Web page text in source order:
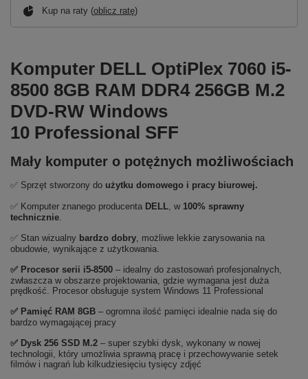
Kup na raty (oblicz ratę)
Komputer DELL OptiPlex 7060 i5-
8500 8GB RAM DDR4 256GB M.2
DVD-RW Windows
10 Professional SFF
Mały komputer o potężnych możliwościach
✅ Sprzęt stworzony do użytku domowego i pracy biurowej.
✅ Komputer znanego producenta DELL, w 100% sprawny
technicznie.
✅ Stan wizualny bardzo dobry, możliwe lekkie zarysowania na
obudowie, wynikające z użytkowania.
✅ Procesor serii i5-8500 – idealny do zastosowań profesjonalnych,
zwłaszcza w obszarze projektowania, gdzie wymagana jest duża
prędkość. Procesor obsługuje system Windows 11 Professional
✅ Pamięć RAM 8GB – ogromna ilość pamięci idealnie nada się do
bardzo wymagającej pracy
✅ Dysk 256 SSD M.2 – super szybki dysk, wykonany w nowej
technologii, który umożliwia sprawną pracę i przechowywanie setek
filmów i nagrań lub kilkudziesięciu tysięcy zdjęć